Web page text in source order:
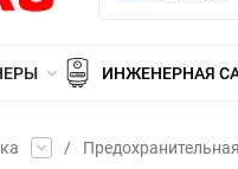
ИНЖЕНЕРНАЯ
/